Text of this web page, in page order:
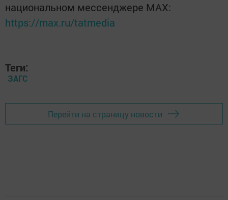
национальном мессенджере MАХ:
https://max.ru/tatmedia
Теги:
ЗАГС
Перейти на страницу новости